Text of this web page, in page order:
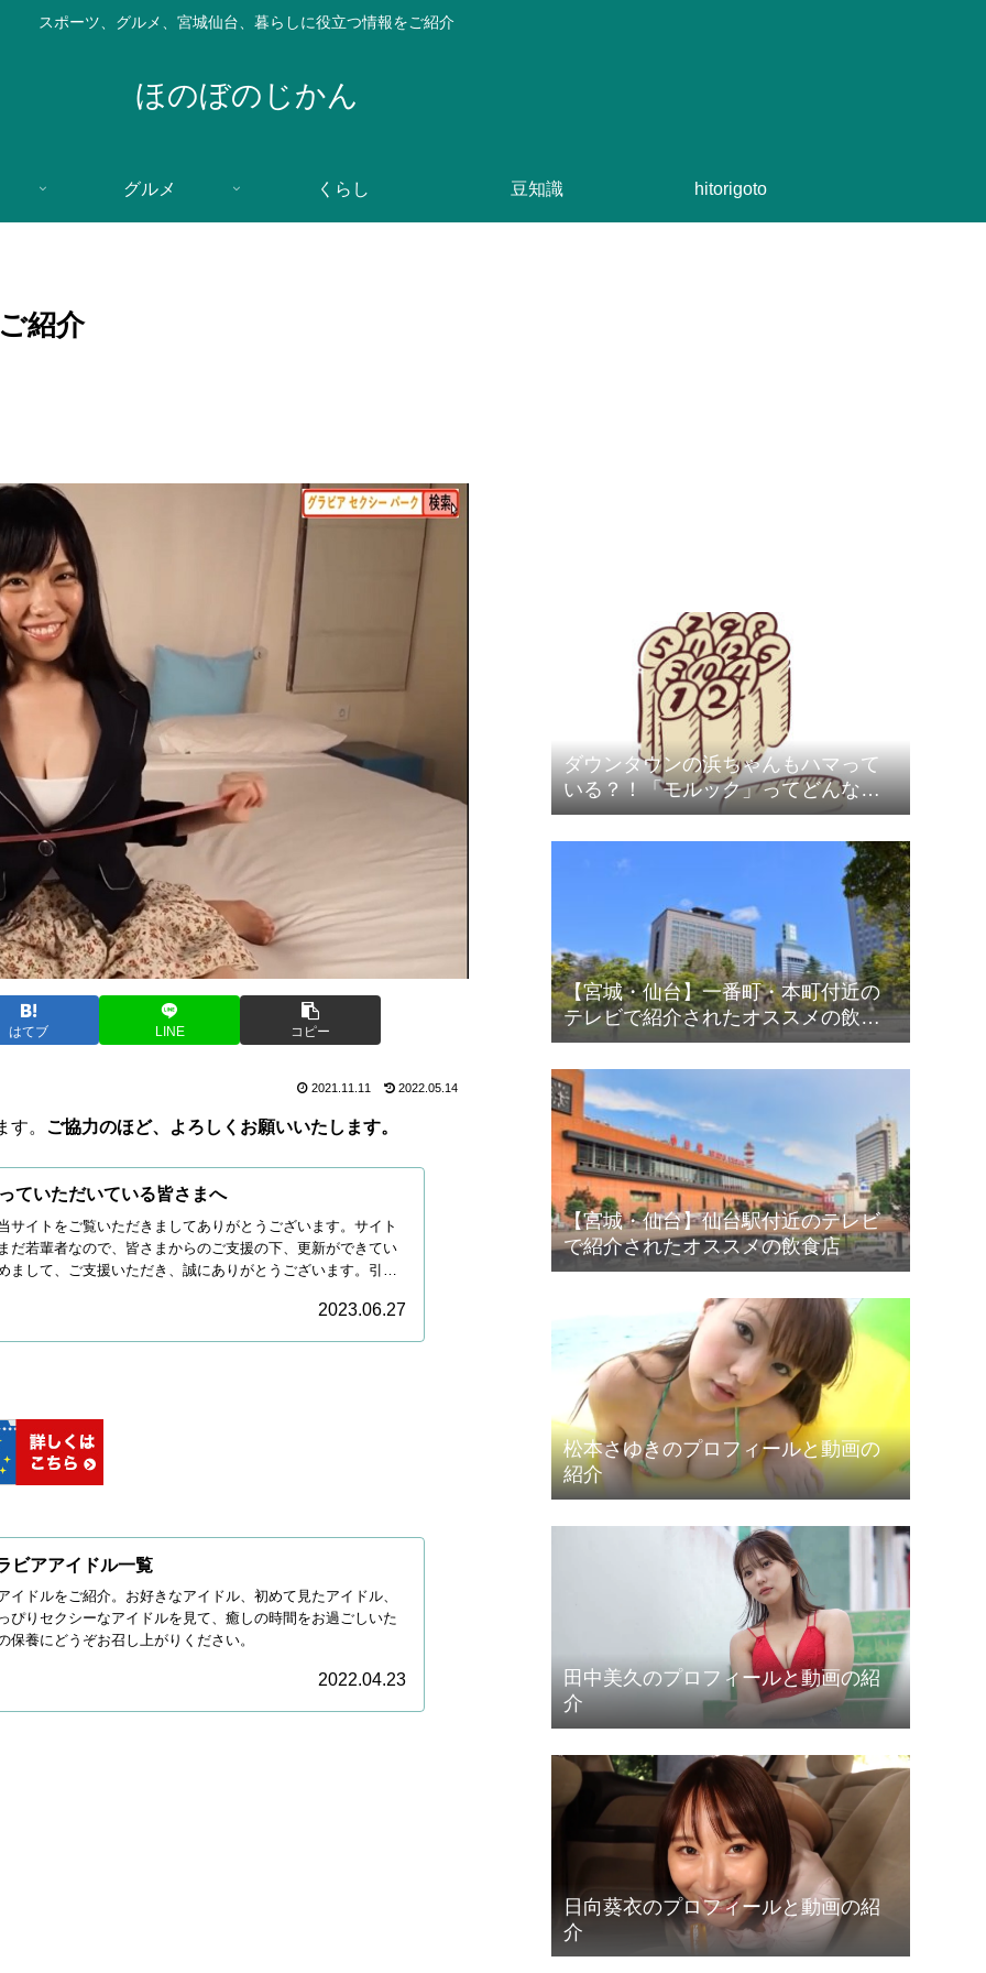
スポーツ、グルメ、宮城仙台、暮らしに役立つ情報をご紹介
ほのぼのじかん
グルメ くらし 豆知識 hitorigoto
紹介
はてブ LINE コピー
2021.11.11 2022.05.14
す。 ご協力のほど、よろしくお願いいたします。
ていただいている皆さまへ
サイトをご覧いただきましてありがとうございます。サイト
だ若輩者なので、皆さまからのご支援の下、更新ができてい
まして、ご支援いただき、誠にありがとうございます。引き
2023.06.27
ビアアイドル一覧
イドルをご紹介。お好きなアイドル、初めて見たアイドル、
ぴりセクシーなアイドルを見て、癒しの時間をお過ごしいた
保養にどうぞお召し上がりください。
2022.04.23
ダウンタウンの浜ちゃんもハマって
いる？！「モルック」ってどんなス
ポーツ？
【宮城・仙台】一番町・本町付近の
テレビで紹介されたオススメの飲食
店
【宮城・仙台】仙台駅付近のテレビ
で紹介されたオススメの飲食店
松本さゆきのプロフィールと動画の
紹介
田中美久のプロフィールと動画の紹
介
日向葵衣のプロフィールと動画の紹
介